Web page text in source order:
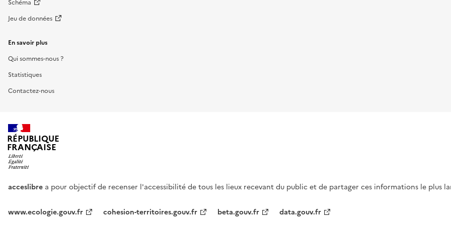
Schéma
Jeu de données
En savoir plus
Qui sommes-nous ?
Statistiques
Contactez-nous
RÉPUBLIQUE
FRANÇAISE
acceslibre a pour objectif de recenser l'accessibilité de tous les lieux recevant du public et de partager ces informations le plus
www.ecologie.gouv.fr cohesion-territoires.gouv.fr beta.gouv.fr data.gouv.fr